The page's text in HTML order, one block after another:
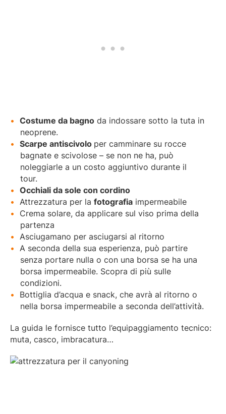
Costume da bagno da indossare sotto la tuta in
neoprene.
Scarpe antiscivolo per camminare su rocce
bagnate e scivolose – se non ne ha, può
noleggiarle a un costo aggiuntivo durante il
tour.
Occhiali da sole con cordino
Attrezzatura per la fotografia impermeabile
Crema solare, da applicare sul viso prima della
partenza
Asciugamano per asciugarsi al ritorno
A seconda della sua esperienza, può partire
senza portare nulla o con una borsa se ha una
borsa impermeabile. Scopra di più sulle
condizioni.
Bottiglia d’acqua e snack, che avrà al ritorno o
nella borsa impermeabile a seconda dell’attività.
La guida le fornisce tutto l’equipaggiamento tecnico:
muta, casco, imbracatura…